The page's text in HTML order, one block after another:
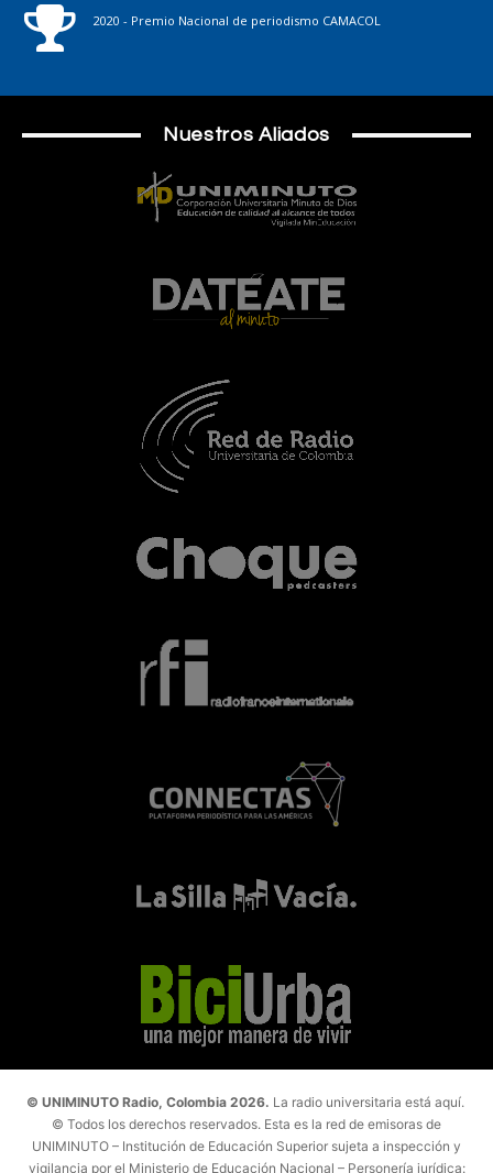
2020 - Premio Nacional de periodismo CAMACOL
Nuestros Aliados
© UNIMINUTO Radio, Colombia 2026. La radio universitaria está aquí.
© Todos los derechos reservados. Esta es la red de emisoras de
UNIMINUTO – Institución de Educación Superior sujeta a inspección y
vigilancia por el Ministerio de Educación Nacional – Personería jurídica: